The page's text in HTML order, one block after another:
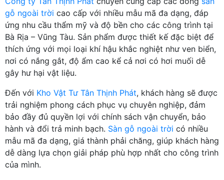
gỗ ngoài trời cao cấp với nhiều mẫu mã đa dạng, đáp
ứng nhu cầu thẩm mỹ và độ bền cho các công trình tại
Bà Rịa – Vũng Tàu. Sản phẩm được thiết kế đặc biệt để
thích ứng với mọi loại khí hậu khắc nghiệt như ven biển,
nơi có nắng gắt, độ ẩm cao kể cả nơi có hơi muối dễ
gây hư hại vật liệu.
Đến với Kho Vật Tư Tân Thịnh Phát, khách hàng sẽ được
trải nghiệm phong cách phục vụ chuyên nghiệp, đảm
bảo đầy đủ quyền lợi với chính sách vận chuyển, bảo
hành và đổi trả minh bạch. Sàn gỗ ngoài trời có nhiều
mẫu mã đa dạng, giá thành phải chăng, giúp khách hàng
dễ dàng lựa chọn giải pháp phù hợp nhất cho công trình
của mình.